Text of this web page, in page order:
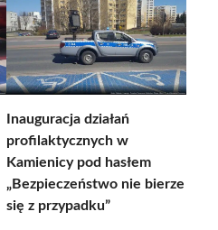
Inauguracja działań
profilaktycznych w
Kamienicy pod hasłem
„Bezpieczeństwo nie bierze
się z przypadku”